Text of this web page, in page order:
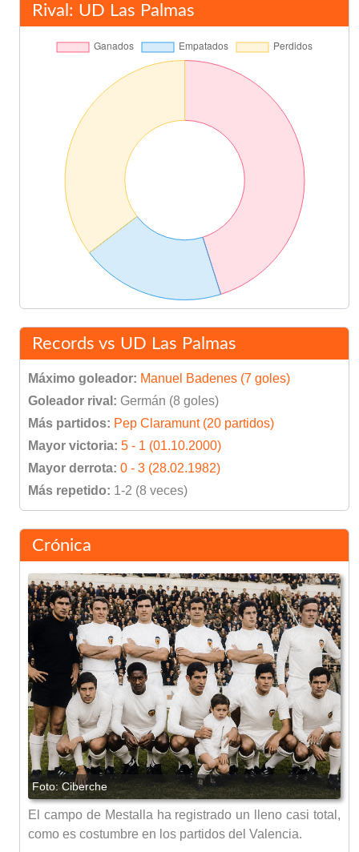
Rival: UD Las Palmas
Records vs UD Las Palmas
Máximo goleador: Manuel Badenes (7 goles)
Goleador rival: Germán (8 goles)
Más partidos: Pep Claramunt (20 partidos)
Mayor victoria: 5 - 1 (01.10.2000)
Mayor derrota: 0 - 3 (28.02.1982)
Más repetido: 1-2 (8 veces)
Crónica
El campo de Mestalla ha registrado un lleno casi total,
como es costumbre en los partidos del Valencia.